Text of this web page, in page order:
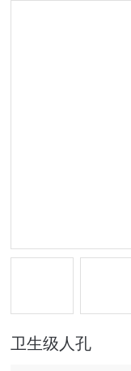
卫生级人孔